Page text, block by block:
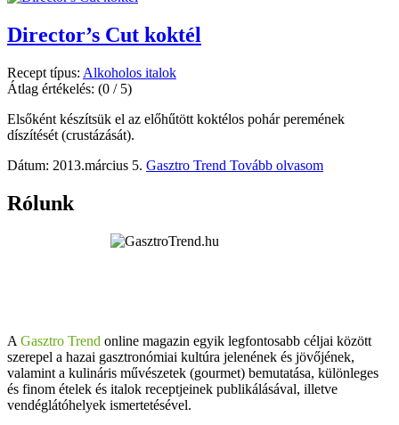
Director’s Cut koktél
Recept típus: Alkoholos italok
Átlag értékelés: (0 / 5)
Elsőként készítsük el az előhűtött koktélos pohár peremének
díszítését (crustázását).
Dátum: 2013.március 5. Gasztro Trend Tovább olvasom
Rólunk
A Gasztro Trend online magazin egyik legfontosabb céljai között
szerepel a hazai gasztronómiai kultúra jelenének és jövőjének,
valamint a kulináris művészetek (gourmet) bemutatása, különleges
és finom ételek és italok receptjeinek publikálásával, illetve
vendéglátóhelyek ismertetésével.